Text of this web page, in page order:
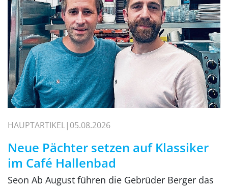
HAUPTARTIKEL 05.08.2026
Neue Pächter setzen auf Klassiker
im Café Hallenbad
Seon Ab August führen die Gebrüder Berger das